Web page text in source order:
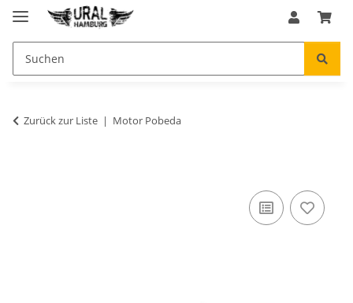
Zurück zur Liste Motor Pobeda